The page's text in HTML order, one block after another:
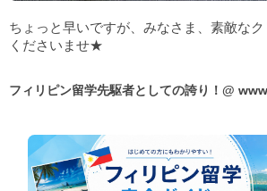
ちょっと早いですが、みなさま、素敵な
くださいませ★
フィリピン留学先駆者としての誇り！@